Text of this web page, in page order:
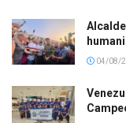
04/08/